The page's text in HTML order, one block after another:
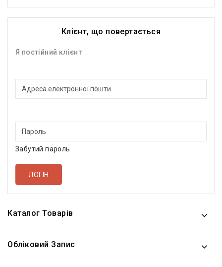
Клієнт, що повертається
Я постійний клієнт
Забутий пароль
Каталог Товарів
Обліковий Запис